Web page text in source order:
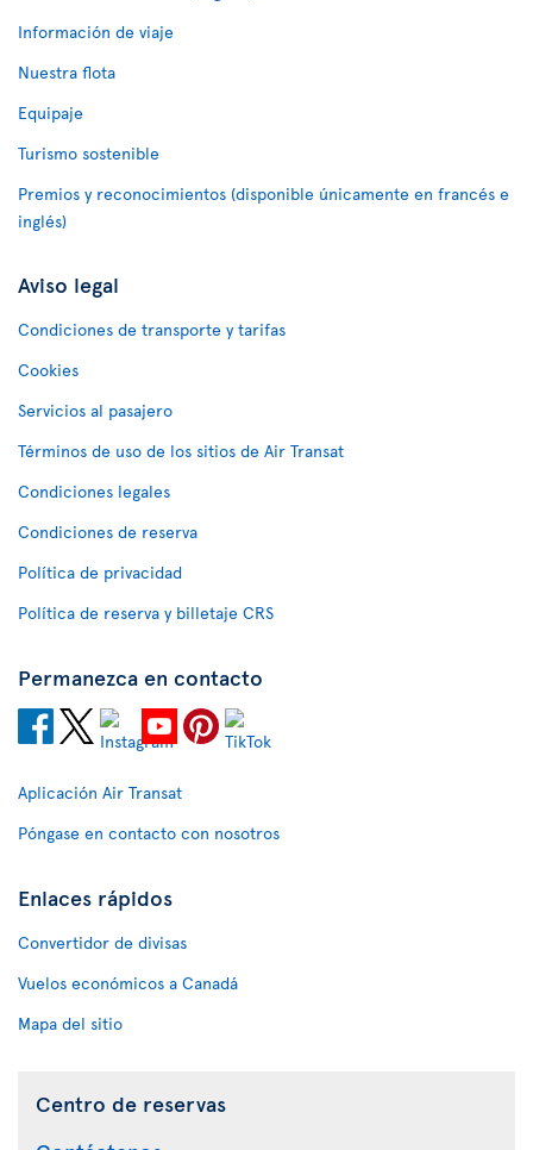
Información de viaje
Nuestra flota
Equipaje
Turismo sostenible
Premios y reconocimientos (disponible únicamente en francés e
inglés)
Aviso legal
Condiciones de transporte y tarifas
Cookies
Servicios al pasajero
Términos de uso de los sitios de Air Transat
Condiciones legales
Condiciones de reserva
Política de privacidad
Política de reserva y billetaje CRS
Permanezca en contacto
Aplicación Air Transat
Póngase en contacto con nosotros
Enlaces rápidos
Convertidor de divisas
Vuelos económicos a Canadá
Mapa del sitio
Centro de reservas